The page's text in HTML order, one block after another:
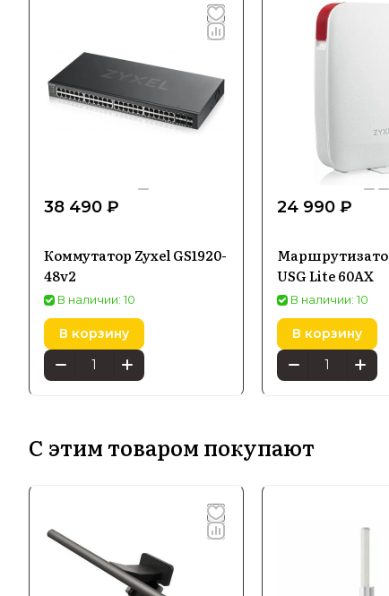
38 490 ₽
Коммутатор Zyxel GS1920-
48v2
В наличии: 10
В корзину
24 990 ₽
USG Lite 60AX
В наличии: 10
В корзину
С этим товаром покупают